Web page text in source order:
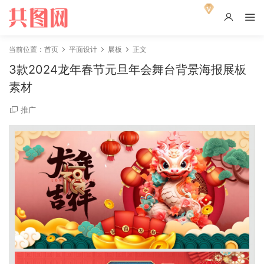
当前位置： 首页 平面设计 展板 正文
3款2024龙年春节元旦年会舞台背景海报展板
素材
推广